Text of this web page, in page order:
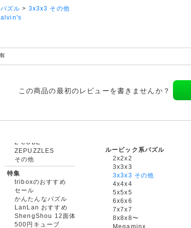
ズル > 3x3x3 その他
この商品の最初のレビューを書きませんか？
ZEPUZZLES
その他
特集
triboxのおすすめ
セール
かんたんなパズル
LanLan おすすめ
ShengShou 12面体
500円キューブ
ルービック系パズル
2x2x2
3x3x3
3x3x3 その他
4x4x4
5x5x5
6x6x6
7x7x7
8x8x8〜
Megaminx